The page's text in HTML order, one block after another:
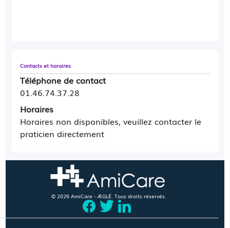
Contacts et horaires
Téléphone de contact
01.46.74.37.28
Horaires
Horaires non disponibles, veuillez contacter le
praticien directement
© 2026 AmiCare - ÆGLÉ. Tous droits réservés.